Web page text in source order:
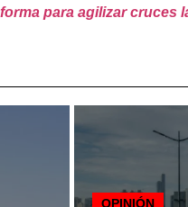
para agilizar cruces
OPINIÓN